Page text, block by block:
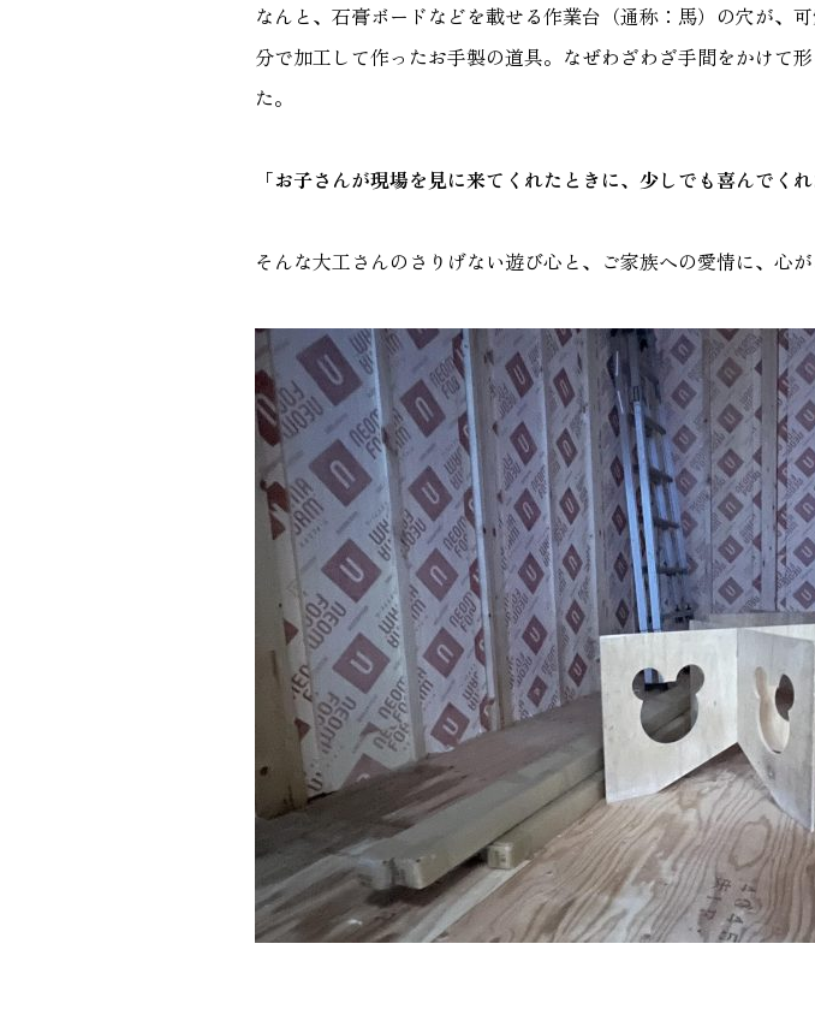
なんと、石膏ボードなどを載せる作業台（通称：馬）の穴が、
分で加工して作ったお手製の道具。なぜわざわざ手間をかけて
た。
「お子さんが現場を見に来てくれたときに、少しでも喜んでく
そんな大工さんのさりげない遊び心と、ご家族への愛情に、心